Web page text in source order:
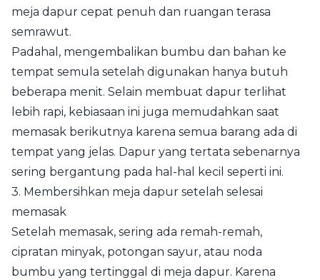
meja dapur cepat penuh dan ruangan terasa
semrawut.
Padahal, mengembalikan bumbu dan bahan ke
tempat semula setelah digunakan hanya butuh
beberapa menit. Selain membuat dapur terlihat
lebih rapi, kebiasaan ini juga memudahkan saat
memasak berikutnya karena semua barang ada di
tempat yang jelas. Dapur yang tertata sebenarnya
sering bergantung pada hal-hal kecil seperti ini.
3. Membersihkan meja dapur setelah selesai
memasak
Setelah memasak, sering ada remah-remah,
cipratan minyak, potongan sayur, atau noda
bumbu yang tertinggal di meja dapur. Karena